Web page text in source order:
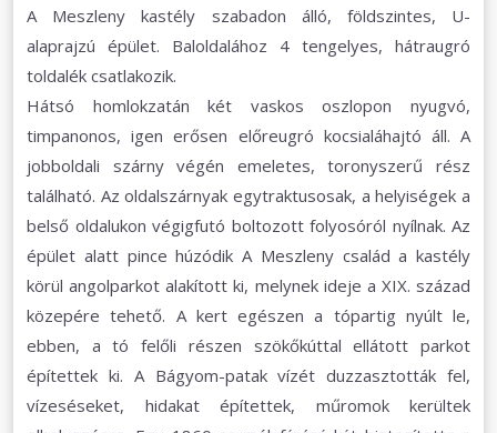
A Meszleny kastély szabadon álló, földszintes, U-
alaprajzú épület. Baloldalához 4 tengelyes, hátraugró
toldalék csatlakozik.
Hátsó homlokzatán két vaskos oszlopon nyugvó,
timpanonos, igen erősen előreugró kocsialáhajtó áll. A
jobboldali szárny végén emeletes, toronyszerű rész
található. Az oldalszárnyak egytraktusosak, a helyiségek a
belső oldalukon végigfutó boltozott folyosóról nyílnak. Az
épület alatt pince húzódik A Meszleny család a kastély
körül angolparkot alakított ki, melynek ideje a XIX. század
közepére tehető. A kert egészen a tópartig nyúlt le,
ebben, a tó felőli részen szökőkúttal ellátott parkot
építettek ki. A Bágyom-patak vízét duzzasztották fel,
vízeséseket, hidakat építettek, műromok kerültek